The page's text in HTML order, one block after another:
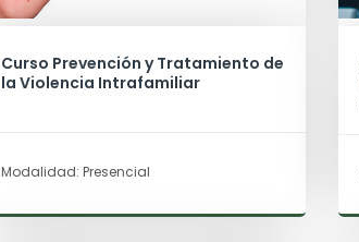
Curso Prevención y Tratamiento de
la Violencia Intrafamiliar
Modalidad: Presencial